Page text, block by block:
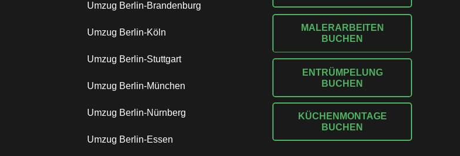
Umzug Berlin-Brandenburg
Umzug Berlin-Köln
Umzug Berlin-Stuttgart
Umzug Berlin-München
Umzug Berlin-Nürnberg
Umzug Berlin-Essen
MALERARBEITEN
BUCHEN
ENTRÜMPELUNG
BUCHEN
KÜCHENMONTAGE
BUCHEN